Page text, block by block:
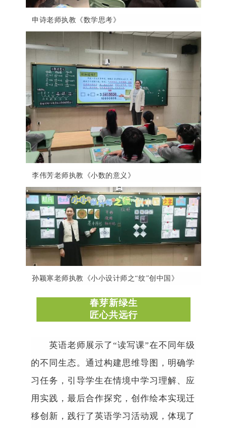
申诗老师执教《数学思考》
李伟芳老师执教《小数的意义》
孙颖寒老师执教《小小设计师之“纹”创中国》
春芽新绿生
匠心共远行
英语老师展示了“读写课”在不 同年级
的不同生态。通过构建思维导图，明确学
习任务，引导学生在情境中学习理解、应
用实践，最后合作探究，创作绘本实现迁
移创新， 践行了英语学习活动观，体现了